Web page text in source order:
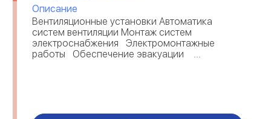
Описание
Вентиляционные установки Автоматика
систем вентиляции Монтаж систем
электроснабжения Электромонтажные
работы Обеспечение эвакуации ...